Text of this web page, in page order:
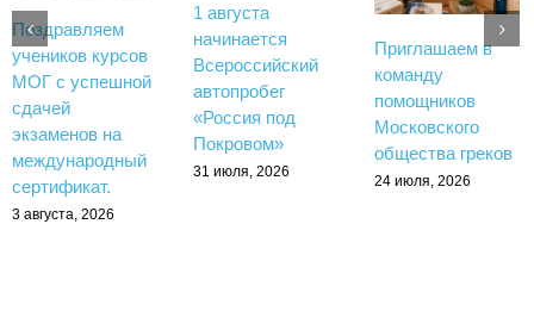
Поздравляем
учеников курсов
МОГ с успешной
сдачей
экзаменов на
международный
сертификат.
3 августа, 2026
1 августа
начинается
Всероссийский
автопробег
«Россия под
Покровом»
31 июля, 2026
Приглашаем в
команду
помощников
Московского
общества греков
24 июля, 2026